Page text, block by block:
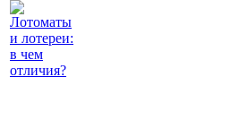
Лотоматы
и лотереи:
в чем
отличия?